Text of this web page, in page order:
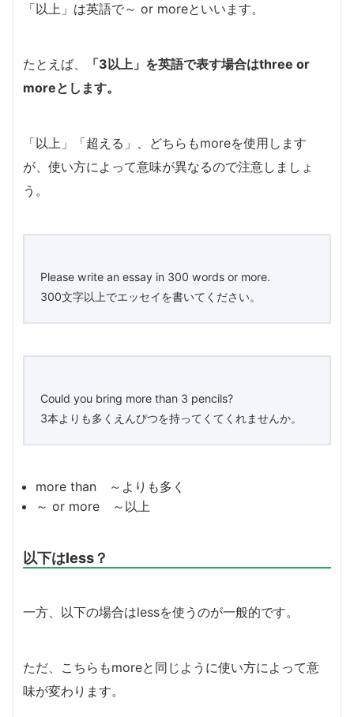
「以上」は英語で～ or moreといいます。
たとえば、
「3以上」を英語で表す場合はthree or
moreとします。
「以上」「超える」、どちらもmoreを使用します
が、使い方によって意味が異なるので注意しましょ
う。
Please write an essay in 300 words or more.
300文字以上でエッセイを書いてください。
Could you bring more than 3 pencils?
3本よりも多くえんぴつを持ってくてくれませんか。
more than ～よりも多く
～ or more ～以上
以下はless？
一方、以下の場合はlessを使うのが一般的です。
ただ、こちらもmoreと同じように使い方によって意
味が変わります。